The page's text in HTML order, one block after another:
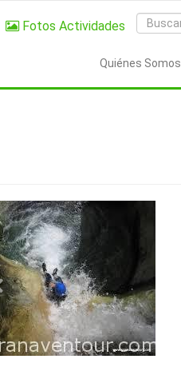
Fotos Actividades
Quiénes Somos